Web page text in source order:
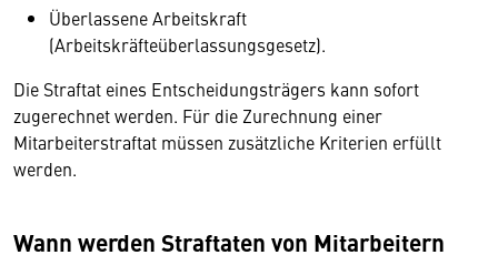
Überlassene Arbeitskraft
(Arbeitskräfteüberlassungsgesetz).
Die Straftat eines Entscheidungsträgers kann sofort
zugerechnet werden. Für die Zurechnung einer
Mitarbeiterstraftat müssen zusätzliche Kriterien erfüllt
werden.
Wann werden Straftaten von Mitarbeitern